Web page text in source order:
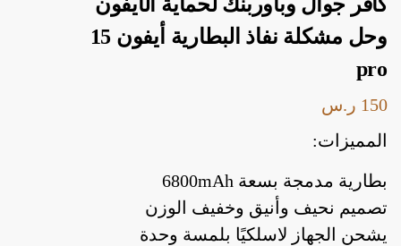
كافر جوال وباوربنك لحماية الأيفون
وحل مشكلة نفاذ البطارية أيفون 15
pro
150 ر.س
المميزات:
بطارية مدمجة بسعة 6800mAh
تصميم نحيف وأنيق وخفيف الوزن
يشحن الجهاز لاسلكيًا بلمسة وحدة